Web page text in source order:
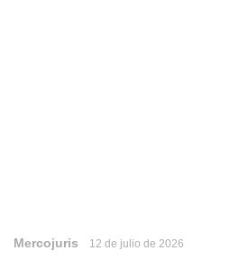
Mercojuris 12 de julio de 2026